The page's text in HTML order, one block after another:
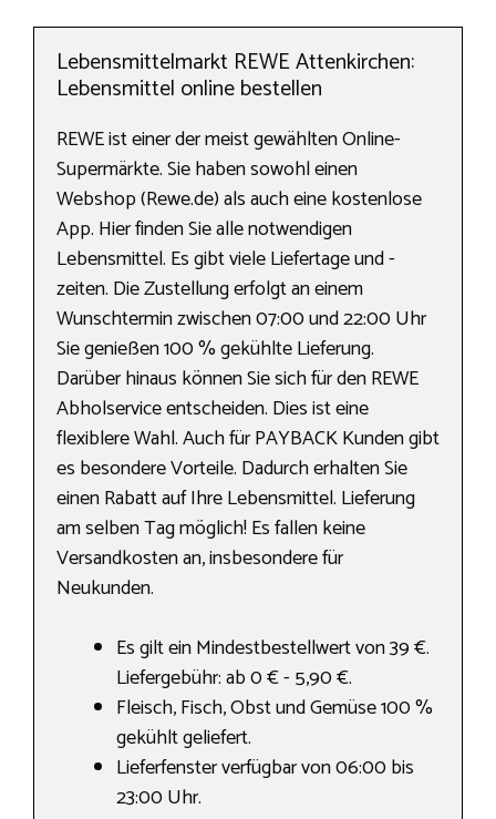
Lebensmittelmarkt REWE Attenkirchen:
Lebensmittel online bestellen
REWE ist einer der meist gewählten Online-
Supermärkte. Sie haben sowohl einen
Webshop (Rewe.de) als auch eine kostenlose
App. Hier finden Sie alle notwendigen
Lebensmittel. Es gibt viele Liefertage und -
zeiten. Die Zustellung erfolgt an einem
Wunschtermin zwischen 07:00 und 22:00 Uhr
Sie genießen 100 % gekühlte Lieferung.
Darüber hinaus können Sie sich für den REWE
Abholservice entscheiden. Dies ist eine
flexiblere Wahl. Auch für PAYBACK Kunden gibt
es besondere Vorteile. Dadurch erhalten Sie
einen Rabatt auf Ihre Lebensmittel. Lieferung
am selben Tag möglich! Es fallen keine
Versandkosten an, insbesondere für
Neukunden.
Es gilt ein Mindestbestellwert von 39 €.
Liefergebühr: ab 0 € - 5,90 €.
Fleisch, Fisch, Obst und Gemüse 100 %
gekühlt geliefert.
Lieferfenster verfügbar von 06:00 bis
23:00 Uhr.